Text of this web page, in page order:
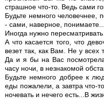
страшное что-то. Ведь сами
Будьте немного человечнее,
- сами, наверное,
Иногда нужно
А что касается того, что
везет так, как Вам. Не у
Да и я бы на Вас
часу ночи, в незнакомой
Будьте немного добрее к
еды пожалели, а завтра что-
ночевать и нечего есть...В